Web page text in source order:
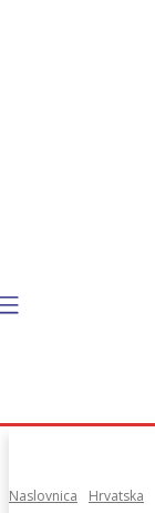
Naslovnica
Hrvatska